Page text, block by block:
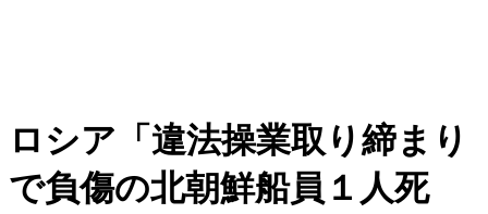
ロシア「違法操業取り締まり
で負傷の北朝鮮船員１人死